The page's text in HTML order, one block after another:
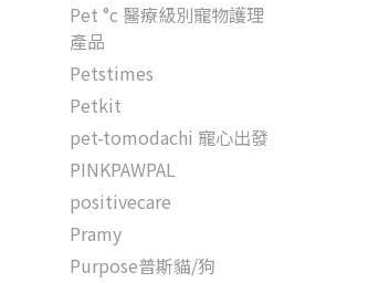
Pet °c 醫療級別寵物護理
產品
Petstimes
Petkit
pet-tomodachi 寵心出發
PINKPAWPAL
positivecare
Pramy
Purpose普斯貓/狗